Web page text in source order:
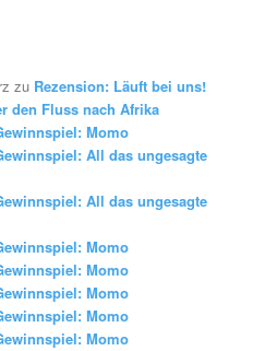
zu Rezension: Läuft bei uns!
den Fluss nach Afrika
Momo
All das ungesagte
All das ungesagte
Momo
Momo
Momo
Momo
Momo